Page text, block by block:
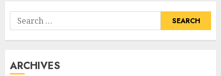
Search
for:
ARCHIVES